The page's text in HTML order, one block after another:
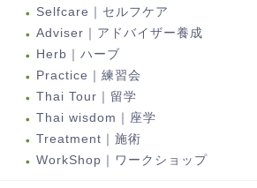
Selfcare｜セルフケア
Adviser｜アドバイザー養成
Herb｜ハーブ
Practice｜練習会
Thai Tour｜留学
Thai wisdom｜座学
Treatment｜施術
WorkShop｜ワークショップ